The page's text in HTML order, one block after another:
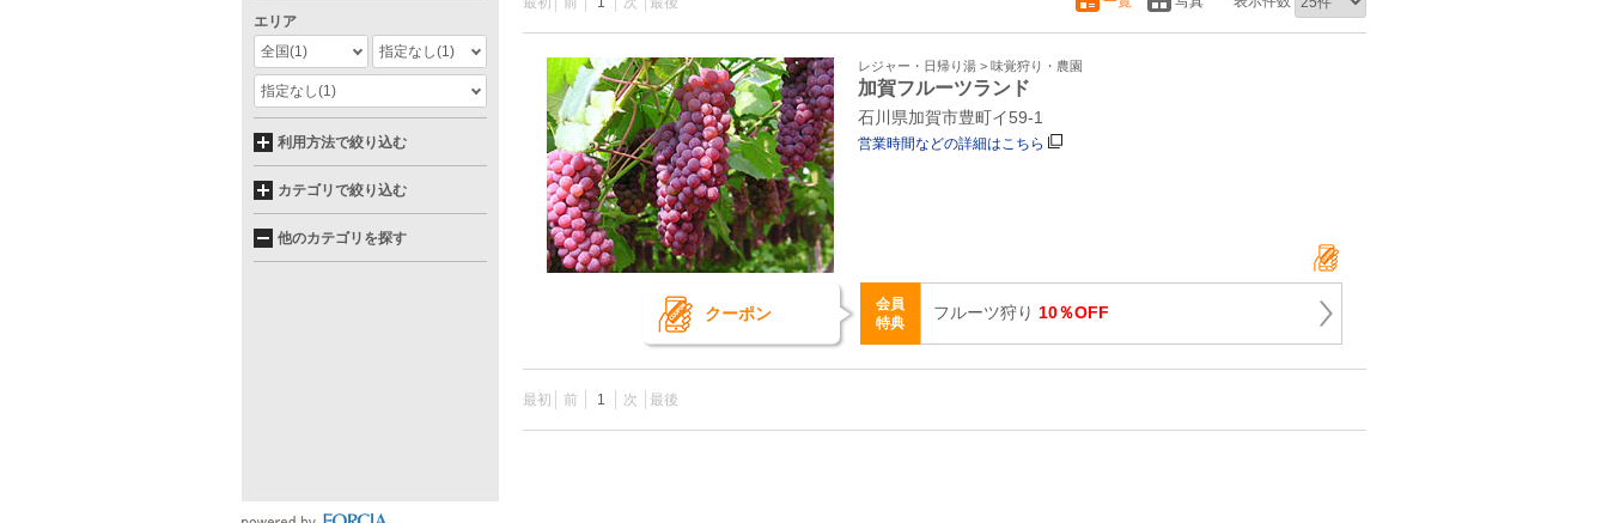
レジャー・日帰り湯 > 味覚狩り・農園
加賀フルーツランド
石川県加賀市豊町イ59-1
営業時間などの詳細はこちら
クーポン
会員
特典
フルーツ狩り 10％OFF
最初 前 1 次 最後
エリア
全国(1) 指定なし(1)
指定なし(1)
利用方法で絞り込む
カテゴリで絞り込む
他のカテゴリを探す